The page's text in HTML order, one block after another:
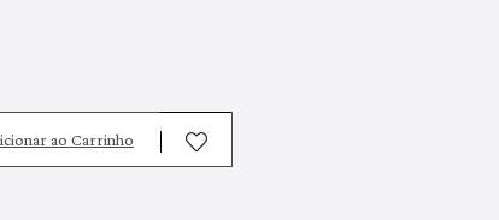
ao Carrinho